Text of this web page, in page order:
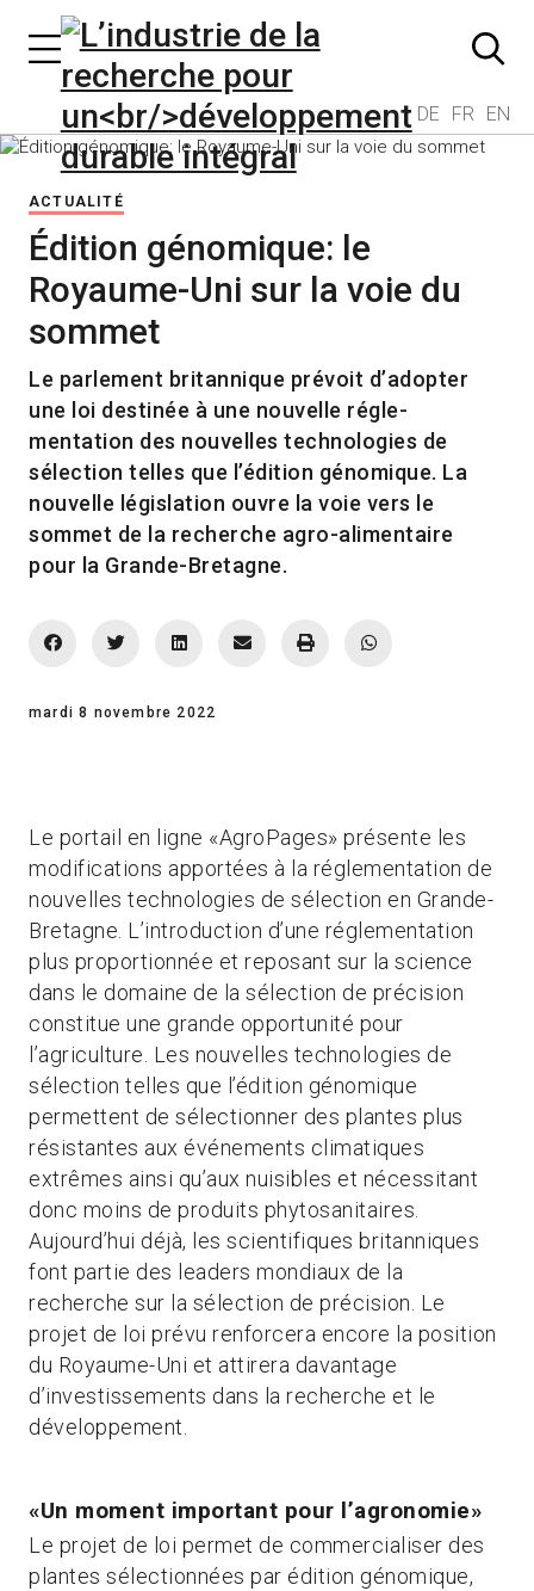
DE FR EN
ACTUALITÉ
Édition génomique: le
Royaume-Uni sur la voie du
sommet
Le parlement britannique prévoit d’adopter
une loi destinée à une nouvelle régle-
mentation des nouvelles technologies de
sélection telles que l’édition génomique. La
nouvelle législation ouvre la voie vers le
sommet de la recherche agro-alimentaire
pour la Grande-Bretagne.
mardi 8 novembre 2022
Le portail en ligne «AgroPages» présente les
modifications apportées à la réglementation de
nouvelles technologies de sélection en Grande-
Bretagne. L’introduction d’une réglementation
plus proportionnée et reposant sur la science
dans le domaine de la sélection de précision
constitue une grande opportunité pour
l’agriculture. Les nouvelles technologies de
sélection telles que l’édition génomique
permettent de sélectionner des plantes plus
résistantes aux événements climatiques
extrêmes ainsi qu’aux nuisibles et nécessitant
donc moins de produits phytosanitaires.
Aujourd’hui déjà, les scientifiques britanniques
font partie des leaders mondiaux de la
recherche sur la sélection de précision. Le
projet de loi prévu renforcera encore la position
du Royaume-Uni et attirera davantage
d’investissements dans la recherche et le
développement.
«Un moment important pour l’agronomie»
Le projet de loi permet de commercialiser des
plantes sélectionnées par édition génomique,